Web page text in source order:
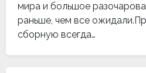
мира и большое
раньше, чем все
сборную всегда…